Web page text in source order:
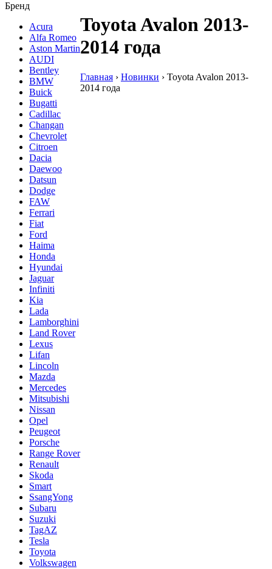
Бренд
Acura
Alfa Romeo
Aston Martin
AUDI
Bentley
BMW
Buick
Bugatti
Cadillac
Changan
Chevrolet
Citroen
Dacia
Daewoo
Datsun
Dodge
FAW
Ferrari
Fiat
Ford
Haima
Honda
Hyundai
Jaguar
Infiniti
Kia
Lada
Lamborghini
Land Rover
Lexus
Lifan
Lincoln
Mazda
Mercedes
Mitsubishi
Nissan
Opel
Peugeot
Porsche
Range Rover
Renault
Skoda
Smart
SsangYong
Subaru
Suzuki
TagAZ
Tesla
Toyota
Volkswagen
Toyota Avalon 2013-
2014 года
Главная › Новинки › Toyota Avalon 2013-
2014 года